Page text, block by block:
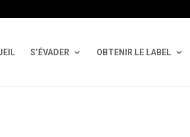
S’ÉVADER OBTENIR LE LABEL